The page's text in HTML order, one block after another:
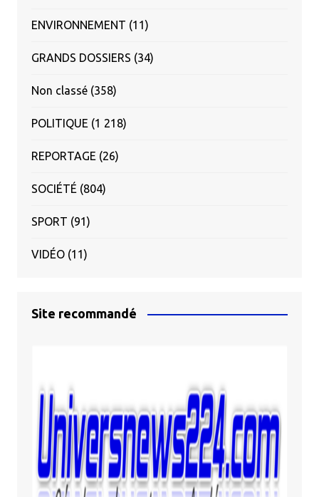
ENVIRONNEMENT (11)
GRANDS DOSSIERS (34)
Non classé(358)
POLITIQUE (1 218)
REPORTAGE (26)
SOCIÉTÉ (804)
SPORT (91)
VIDÉO(11)
Site recommandé